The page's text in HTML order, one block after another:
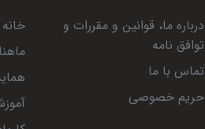
درباره ما، قوانین و مقررات و
توافق نامه
تماس با ما
حریم خصوصی
خانه